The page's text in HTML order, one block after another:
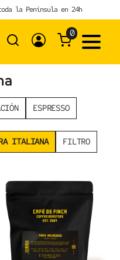
la Península en 24h
0
ESPRESSO
ITALIANA FILTRO